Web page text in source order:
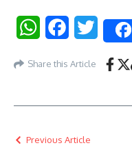
WhatsAppFacebookTwitter
Share this Article
Previous Article